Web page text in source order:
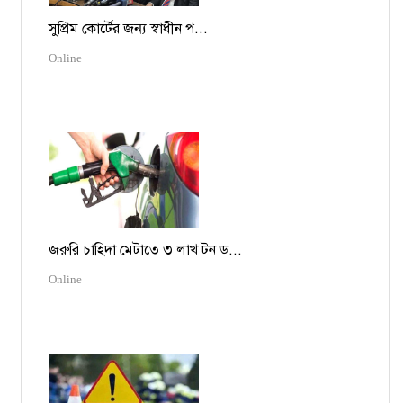
সুপ্রিম কোর্টের জন্য স্বাধীন প...
Online
জরুরি চাহিদা মেটাতে ৩ লাখ টন ড...
Online